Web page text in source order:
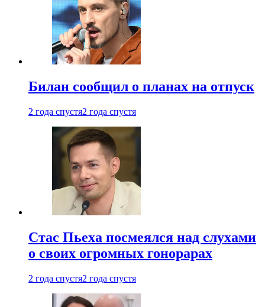
Билан сообщил о планах на отпуск
2 года спустя2 года спустя
Стас Пьеха посмеялся над слухами
о своих огромных гонорарах
2 года спустя2 года спустя